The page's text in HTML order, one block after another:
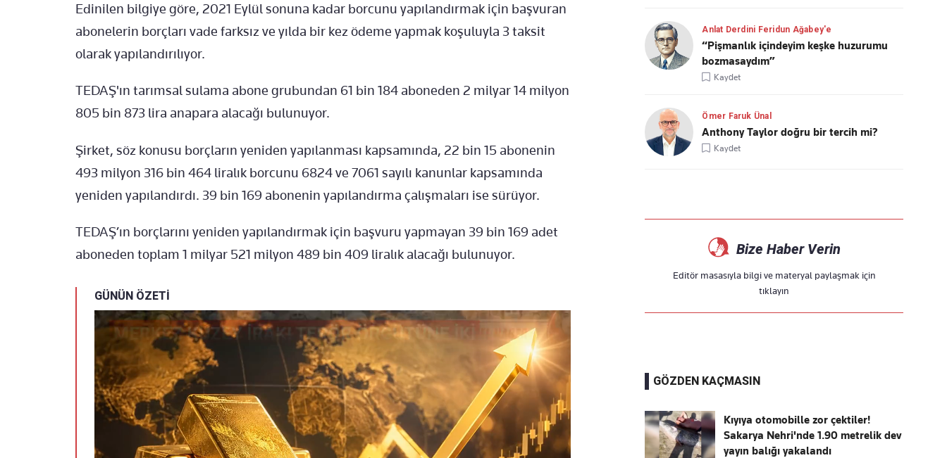
Edinilen bilgiye göre, 2021 Eylül sonuna kadar borcunu yapılandırmak için başvuran
abonelerin borçları vade farksız ve yılda bir kez ödeme yapmak koşuluyla 3 taksit
olarak yapılandırılıyor.
TEDAŞ'ın tarımsal sulama abone grubundan 61 bin 184 aboneden 2 milyar 14 milyon
805 bin 873 lira anapara alacağı bulunuyor.
Şirket, söz konusu borçların yeniden yapılanması kapsamında, 22 bin 15 abonenin
493 milyon 316 bin 464 liralık borcunu 6824 ve 7061 sayılı kanunlar kapsamında
yeniden yapılandırdı. 39 bin 169 abonenin yapılandırma çalışmaları ise sürüyor.
TEDAŞ’ın borçlarını yeniden yapılandırmak için başvuru yapmayan 39 bin 169 adet
aboneden toplam 1 milyar 521 milyon 489 bin 409 liralık alacağı bulunuyor.
GÜNÜN ÖZETİ
Anlat Derdini Feridun Ağabey'e
“Pişmanlık içindeyim keşke huzurumu
bozmasaydım”
Kaydet
Ömer Faruk Ünal
Anthony Taylor doğru bir tercih mi?
Kaydet
Bize Haber Verin
Editör masasıyla bilgi ve materyal paylaşmak için
tıklayın
GÖZDEN KAÇMASIN
Kıyıya otomobille zor çektiler!
Sakarya Nehri'nde 1.90 metrelik dev
yayın balığı yakalandı